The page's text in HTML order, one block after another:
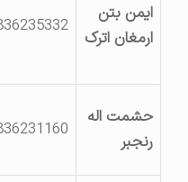
ایمن بتن
ارمغان اترک
5836235332
حشمت اله
رنجبر
5836231160